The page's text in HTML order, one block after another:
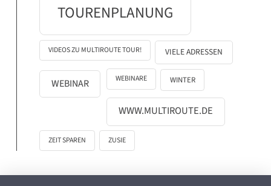
TOURENPLANUNG
VIDEOS ZU MULTIROUTE TOUR! VIELE ADRESSEN
WEBINAR WEBINARE WINTER
WWW.MULTIROUTE.DE
ZEIT SPAREN ZUSIE